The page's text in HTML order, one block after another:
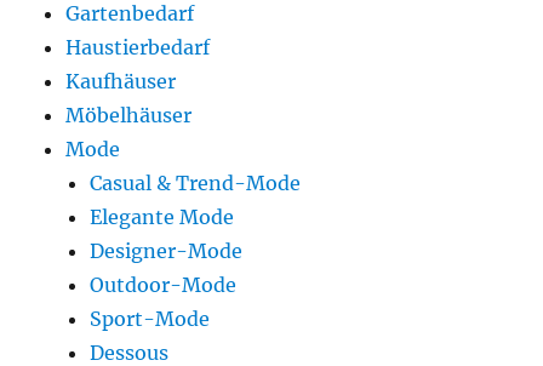
Gartenbedarf
Haustierbedarf
Kaufhäuser
Möbelhäuser
Mode
Casual & Trend-Mode
Elegante Mode
Designer-Mode
Outdoor-Mode
Sport-Mode
Dessous